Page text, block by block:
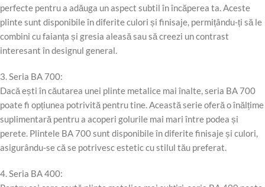
perfecte pentru a adăuga un aspect subtil în încăperea ta. Aceste
plinte sunt disponibile în diferite culori și finisaje, permițându-ți să le
combini cu faianța și gresia aleasă sau să creezi un contrast
interesant în designul general.
3. Seria BA 700:
Dacă ești în căutarea unei plinte metalice mai înalte, seria BA 700
poate fi opțiunea potrivită pentru tine. Această serie oferă o înălțime
suplimentară pentru a acoperi golurile mai mari între podea și
perete. Plintele BA 700 sunt disponibile în diferite finisaje și culori,
asigurându-se că se potrivesc estetic cu stilul tău preferat.
4. Seria BA 400: